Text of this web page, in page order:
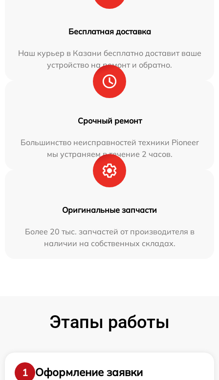
Бесплатная доставка
Наш курьер в Казани бесплатно доставит ваше
устройство на ремонт и обратно.
Срочный ремонт
Большинство неисправностей техники Pioneer
мы устраняем в течение 2 часов.
Оригинальные запчасти
Более 20 тыс. запчастей от производителя в
наличии на собственных складах.
Этапы работы
1
Оформление заявки